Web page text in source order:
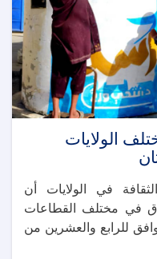
الولايات
في الولايات أن
في مختلف القطاعات
للرابع والعشرين من